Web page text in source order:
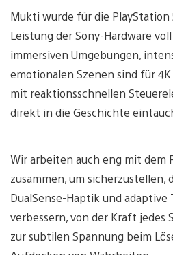
Mukti wurde für die
Leistung der Sony-Hardware
immersiven Umgebungen,
emotionalen Szenen sind für
mit reaktionsschnellen
direkt in die Geschichte
Wir arbeiten auch eng mit dem
zusammen, um sicherzustellen,
DualSense-Haptik und adaptive
verbessern, von der Kraft jedes
zur subtilen Spannung beim